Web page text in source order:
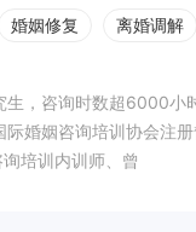
婚姻修复 离婚调解
，咨询时数超6000小
婚姻咨询培训协会注册
培训内训师、曾